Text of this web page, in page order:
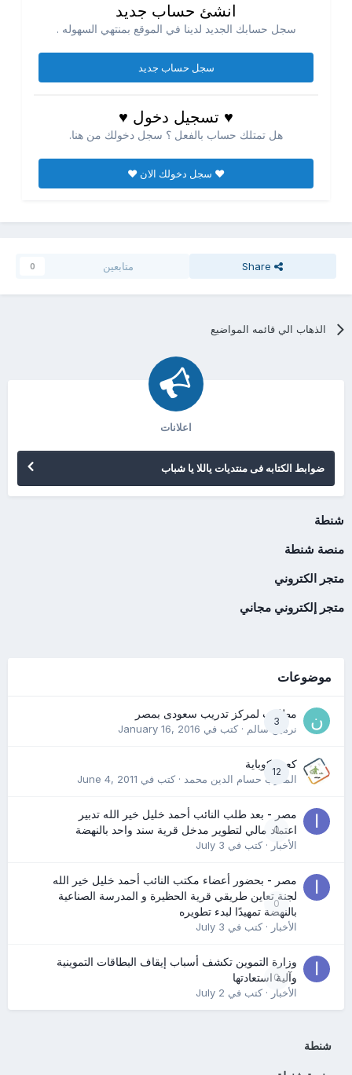
انشئ حساب جديد
سجل حسابك الجديد لدينا في الموقع بمنتهي السهوله .
سجل حساب جديد
♥ تسجيل دخول ♥
هل تمتلك حساب بالفعل ؟ سجل دخولك من هنا.
♥ سجل دخولك الان ♥
Share متابعين 0
الذهاب الي قائمه المواضيع
اعلانات
ضوابط الكتابه فى منتديات ياللا يا شباب
شنطة
منصة شنطة
متجر الكتروني
متجر إلكتروني مجاني
موضوعات
3
مطلوب لمركز تدريب سعودى بمصر
نرمين سالم· كتب في January 16, 2016
12
كعب كوباية
المدرب حسام الدين محمد· كتب في June 4, 2011
0
مصر - بعد طلب النائب أحمد خليل خير الله تدبير
اعتماد مالي لتطوير مدخل قرية سند واحد بالنهضة
الأخبار· كتب في July 3
0
مصر - بحضور أعضاء مكتب النائب أحمد خليل خير الله
لجنة تعاين طريقي قرية الحظيرة و المدرسة الصناعية
بالنهضة تمهيدًا لبدء تطويره
الأخبار· كتب في July 3
0
وزارة التموين تكشف أسباب إيقاف البطاقات التموينية
وآلية استعادتها
الأخبار· كتب في July 2
شنطة